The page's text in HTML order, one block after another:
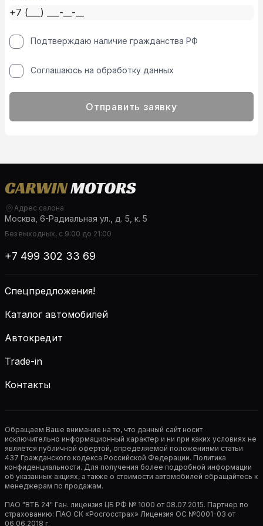
Подтверждаю наличие гражданства РФ
Соглашаюсь на обработку данных
Отправить заявку
Адрес салона
Москва, 6-Радиальная ул., д. 5, к. 5
Без выходных, с 9:00 до 21:00
+7 499 302 33 69
Спецпредложения!
Каталог автомобилей
Автокредит
Trade-in
Контакты
Обращаем Ваше внимание на то, что данный сайт носит
исключительно информационный характер и ни при каких условиях не
является публичной офертой, определяемой положениями статьи
437 Гражданского кодекса Российской Федерации. Политика
конфиденциальности. Для получения более подробной информации
об указанных акциях, а также о стоимости автомобилей обращайтесь к
менеджерам по продажам.
ПАО "ВТБ 24" Ген. лицензия ЦБ РФ № 1000 от 08.07.2015. Партнер по
страхованию: ПАО СК «Росгосстрах» Лицензия ОС №0001-03 от
06.06.2018 г.